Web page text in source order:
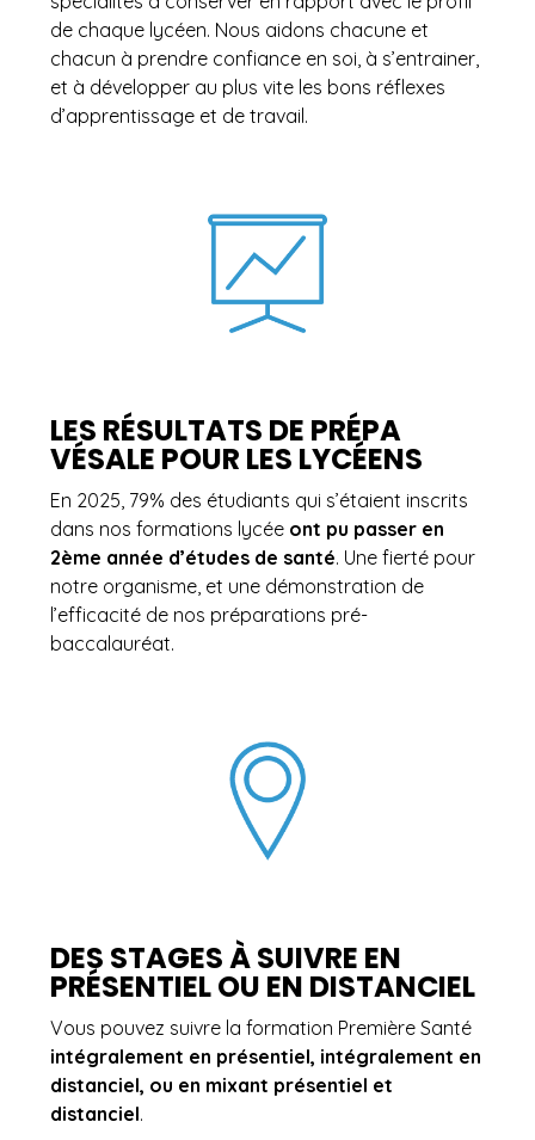
de chaque lycéen. Nous aidons chacune et
chacun à prendre confiance en soi, à s’entrainer,
et à développer au plus vite les bons réflexes
d’apprentissage et de travail.
LES RÉSULTATS DE PRÉPA
VÉSALE POUR LES LYCÉENS
En 2025, 79% des étudiants qui s’étaient inscrits
dans nos formations lycée ont pu passer en
2ème année d’études de santé. Une fierté pour
notre organisme, et une démonstration de
l’efficacité de nos préparations pré-
baccalauréat.
DES STAGES À SUIVRE EN
PRÉSENTIEL OU EN DISTANCIEL
Vous pouvez suivre la formation Première Santé
intégralement en présentiel, intégralement en
distanciel, ou en mixant présentiel et
distanciel.